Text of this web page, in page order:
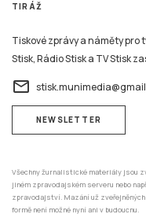
TIRÁŽ
Tiskové zprávy a náměty
Stisk, Rádio Stisk a TV Stisk
email
NEWSLETTER
Všechny žurnalistické materiály jsou
jiném zpravodajském serveru nebo
zpravodajství. Mazání už
formě není možné nyní ani v budoucnu.